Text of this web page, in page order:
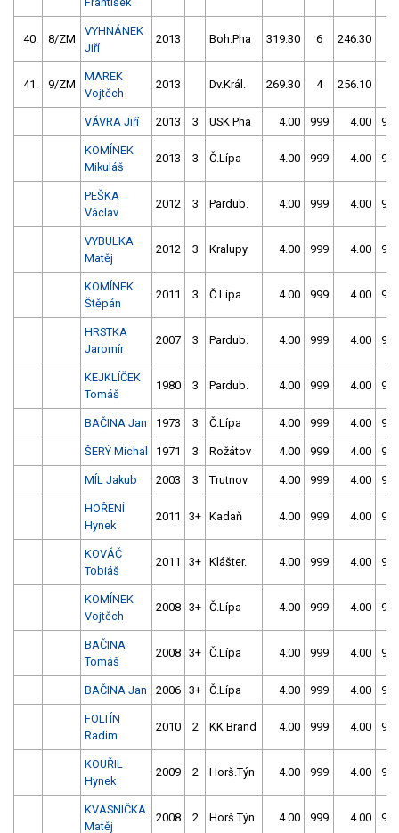
40. 8/ZM
VYHNÁNEK
Jiří
2013 Boh.Pha 319.30 6 246.30
41. 9/ZM
MAREK
Vojtěch
2013 Dv.Král. 269.30 4 256.10
VÁVRA Jiří 2013 3 USK Pha 4.00 999 4.00 999
KOMÍNEK
Mikuláš
2013 3 Č.Lípa 4.00 999 4.00 999
PEŠKA
Václav
2012 3 Pardub. 4.00 999 4.00 999
VYBULKA
Matěj
2012 3 Kralupy 4.00 999 4.00 999
KOMÍNEK
Štěpán
2011 3 Č.Lípa 4.00 999 4.00 999
HRSTKA
Jaromír
2007 3 Pardub. 4.00 999 4.00 999
KEJKLÍČEK
Tomáš
1980 3 Pardub. 4.00 999 4.00 999
BAČINA Jan 1973 3 Č.Lípa 4.00 999 4.00 999
ŠERÝ Michal 1971 3 Rožátov 4.00 999 4.00 999
MÍL Jakub 2003 3 Trutnov 4.00 999 4.00 999
HOŘENÍ
Hynek
2011 3+ Kadaň 4.00 999 4.00 999
KOVÁČ
Tobiáš
2011 3+ Klášter. 4.00 999 4.00 999
KOMÍNEK
Vojtěch
2008 3+ Č.Lípa 4.00 999 4.00 999
BAČINA
Tomáš
2008 3+ Č.Lípa 4.00 999 4.00 999
BAČINA Jan 2006 3+ Č.Lípa 4.00 999 4.00 999
FOLTÍN
Radim
2010 2 KK Brand 4.00 999 4.00 999
KOUŘIL
Hynek
2009 2 Horš.Týn 4.00 999 4.00 999
KVASNIČKA
Matěj
2008 2 Horš.Týn 4.00 999 4.00 999